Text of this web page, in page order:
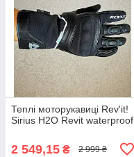
Теплі моторукавиці Rev'it!
Sirius H2O Revit waterproof
2 549,15 ₴ 2 999 ₴